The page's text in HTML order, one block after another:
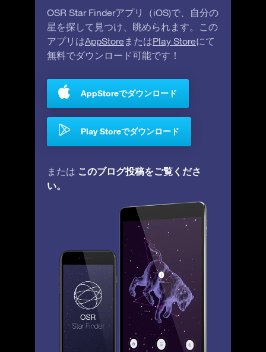
OSR Star Finderアプリ（iOS)で、自分の
星を探して見つけ、眺められます。この
アプリはAppStore またはPlay Storeにて
無料でダウンロード可能です！
AppStoreでダウンロード
Play Storeでダウンロード
または このブログ投稿をご覧くださ
い。